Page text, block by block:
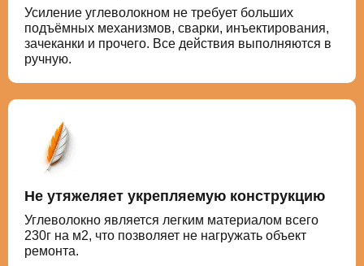
Усиление углеволокном не требует больших
подъёмных механизмов, сварки, инъектирования,
зачеканки и прочего. Все действия выполняются в
ручную.
Не утяжеляет укрепляемую конструкцию
Углеволокно является легким материалом всего
230г на м2, что позволяет не нагружать объект
ремонта.